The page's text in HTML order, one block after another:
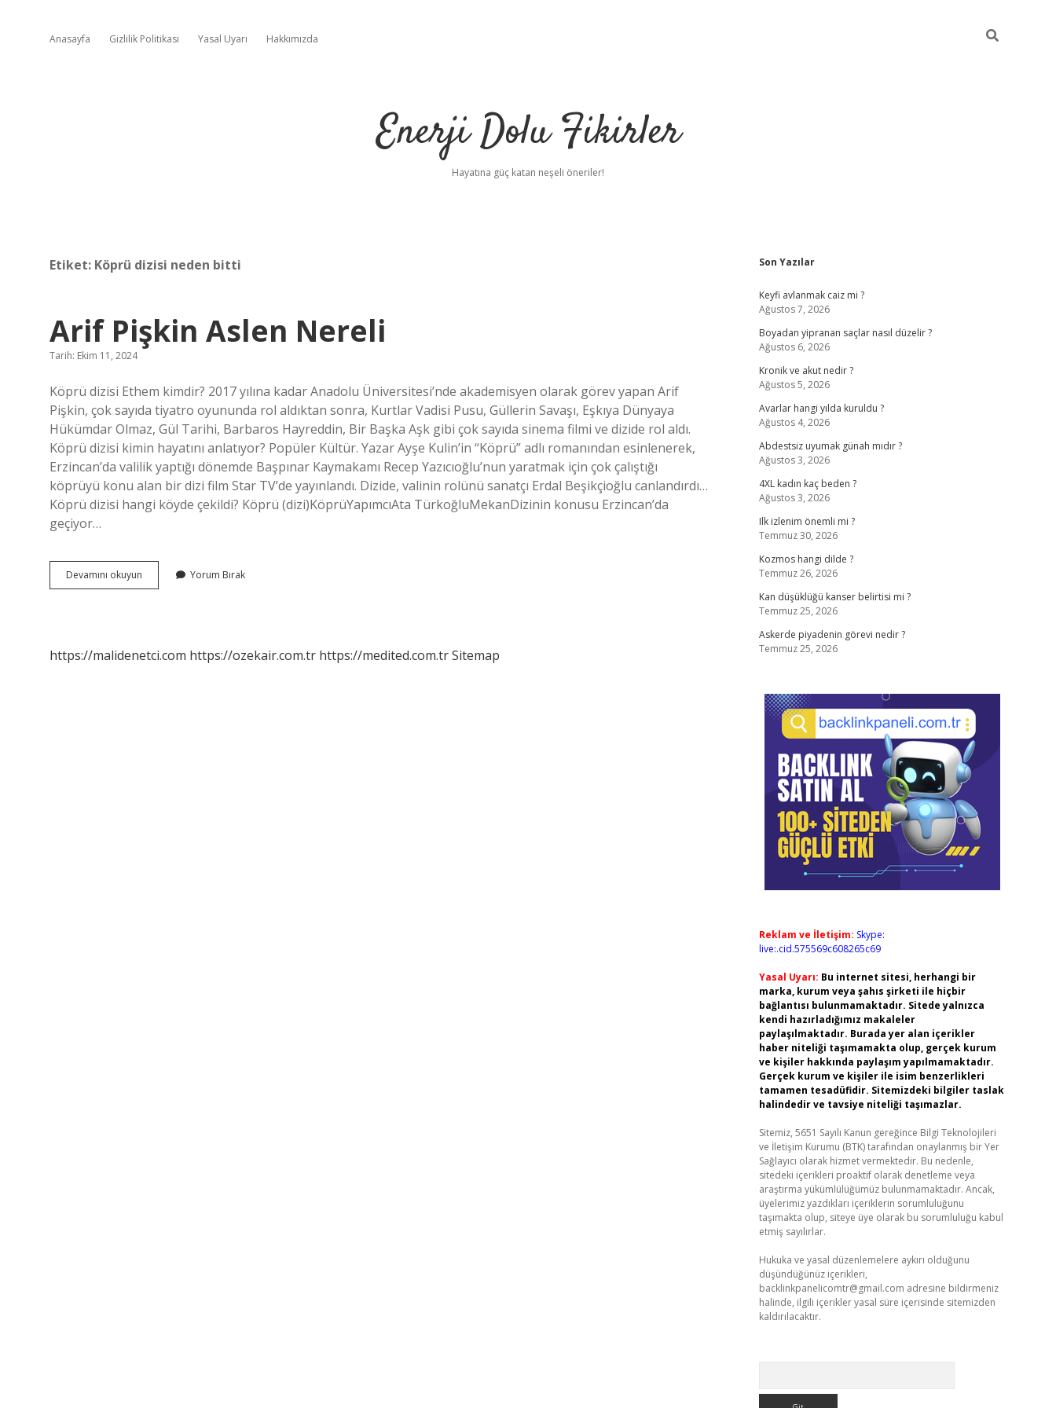
Anasayfa Gizlilik Politikası Yasal Uyarı Hakkımızda
Enerji Dolu Fikirler
Hayatına güç katan neşeli öneriler!
Etiket: Köprü dizisi neden bitti
Arif Pişkin Aslen Nereli
Tarih: Ekim 11, 2024
Köprü dizisi Ethem kimdir? 2017 yılına kadar Anadolu Üniversitesi’nde akademisyen olarak görev yapan Arif
Pişkin, çok sayıda tiyatro oyununda rol aldıktan sonra, Kurtlar Vadisi Pusu, Güllerin Savaşı, Eşkıya Dünyaya
Hükümdar Olmaz, Gül Tarihi, Barbaros Hayreddin, Bir Başka Aşk gibi çok sayıda sinema filmi ve dizide rol aldı.
Köprü dizisi kimin hayatını anlatıyor? Popüler Kültür. Yazar Ayşe Kulin’in “Köprü” adlı romanından esinlenerek,
Erzincan’da valilik yaptığı dönemde Başpınar Kaymakamı Recep Yazıcıoğlu’nun yaratmak için çok çalıştığı
köprüyü konu alan bir dizi film Star TV’de yayınlandı. Dizide, valinin rolünü sanatçı Erdal Beşikçioğlu canlandırdı…
Köprü dizisi hangi köyde çekildi? Köprü (dizi)KöprüYapımcıAta TürkoğluMekanDizinin konusu Erzincan’da
geçiyor…
Devamını okuyun
Pişkin
Yorum Bırak
https://malidenetci.com https://ozekair.com.tr https://medited.com.trSitemap
Sidebar
Son Yazılar
Keyfi avlanmak caiz mi ?
Ağustos 7, 2026
Boyadan yipranan saçlar nasıl düzelir ?
Ağustos 6, 2026
Kronik ve akut nedir ?
Ağustos 5, 2026
Avarlar hangi yılda kuruldu ?
Ağustos 4, 2026
Abdestsiz uyumak günah mıdır ?
Ağustos 3, 2026
4XL kadın kaç beden ?
Ağustos 3, 2026
Ilk izlenim önemli mi ?
Temmuz 30, 2026
Kozmos hangi dilde ?
Temmuz 26, 2026
Kan düşüklüğü kanser belirtisi mi ?
Temmuz 25, 2026
Askerde piyadenin görevi nedir ?
Temmuz 25, 2026
Reklam ve İletişim: Skype:
live:.cid.575569c608265c69
Yasal Uyarı: Bu internet sitesi, herhangi bir
marka, kurum veya şahıs şirketi ile hiçbir
bağlantısı bulunmamaktadır. Sitede yalnızca
kendi hazırladığımız makaleler
paylaşılmaktadır. Burada yer alan içerikler
haber niteliği taşımamakta olup, gerçek kurum
ve kişiler hakkında paylaşım yapılmamaktadır.
Gerçek kurum ve kişiler ile isim benzerlikleri
tamamen tesadüfidir. Sitemizdeki bilgiler taslak
halindedir ve tavsiye niteliği taşımazlar.
Sitemiz, 5651 Sayılı Kanun gereğince Bilgi Teknolojileri
ve İletişim Kurumu (BTK) tarafından onaylanmış bir Yer
Sağlayıcı olarak hizmet vermektedir. Bu nedenle,
sitedeki içerikleri proaktif olarak denetleme veya
araştırma yükümlülüğümüz bulunmamaktadır. Ancak,
üyelerimiz yazdıkları içeriklerin sorumluluğunu
taşımakta olup, siteye üye olarak bu sorumluluğu kabul
etmiş sayılırlar.
Hukuka ve yasal düzenlemelere aykırı olduğunu
düşündüğünüz içerikleri,
backlinkpanelicomtr@gmail.com adresine bildirmeniz
halinde, ilgili içerikler yasal süre içerisinde sitemizden
kaldırılacaktır.